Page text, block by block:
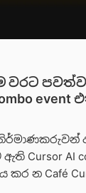
වරට
Cursor AI
න Café